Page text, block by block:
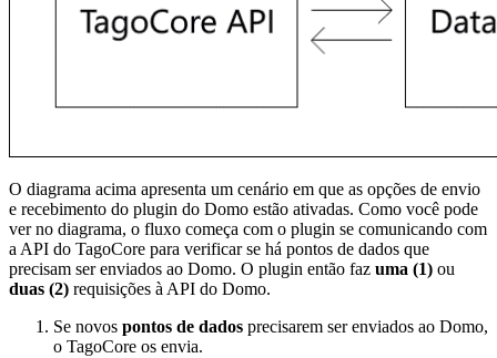
O diagrama acima apresenta um cenário em que as opções de envio
e recebimento do plugin do Domo estão ativadas. Como você pode
ver no diagrama, o fluxo começa com o plugin se comunicando com
a API do TagoCore para verificar se há pontos de dados que
precisam ser enviados ao Domo. O plugin então faz uma (1) ou
duas (2) requisições à API do Domo.
Se novos pontos de dados precisarem ser enviados ao Domo,
o TagoCore os envia.